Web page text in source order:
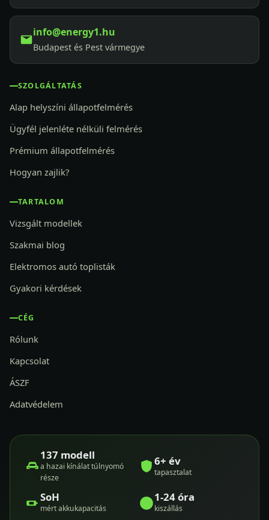
info@energy1.hu
Budapest és Pest vármegye
SZOLGÁLTATÁS
Alap helyszíni állapotfelmérés
Ügyfél jelenléte nélküli felmérés
Prémium állapotfelmérés
Hogyan zajlik?
TARTALOM
Vizsgált modellek
Szakmai blog
Elektromos autó toplisták
Gyakori kérdések
CÉG
Rólunk
Kapcsolat
ÁSZF
Adatvédelem
137 modell
a hazai kínálat túlnyomó
része
6+ év
tapasztalat
SoH
mért akkukapacitás
1-24 óra
kiszállás